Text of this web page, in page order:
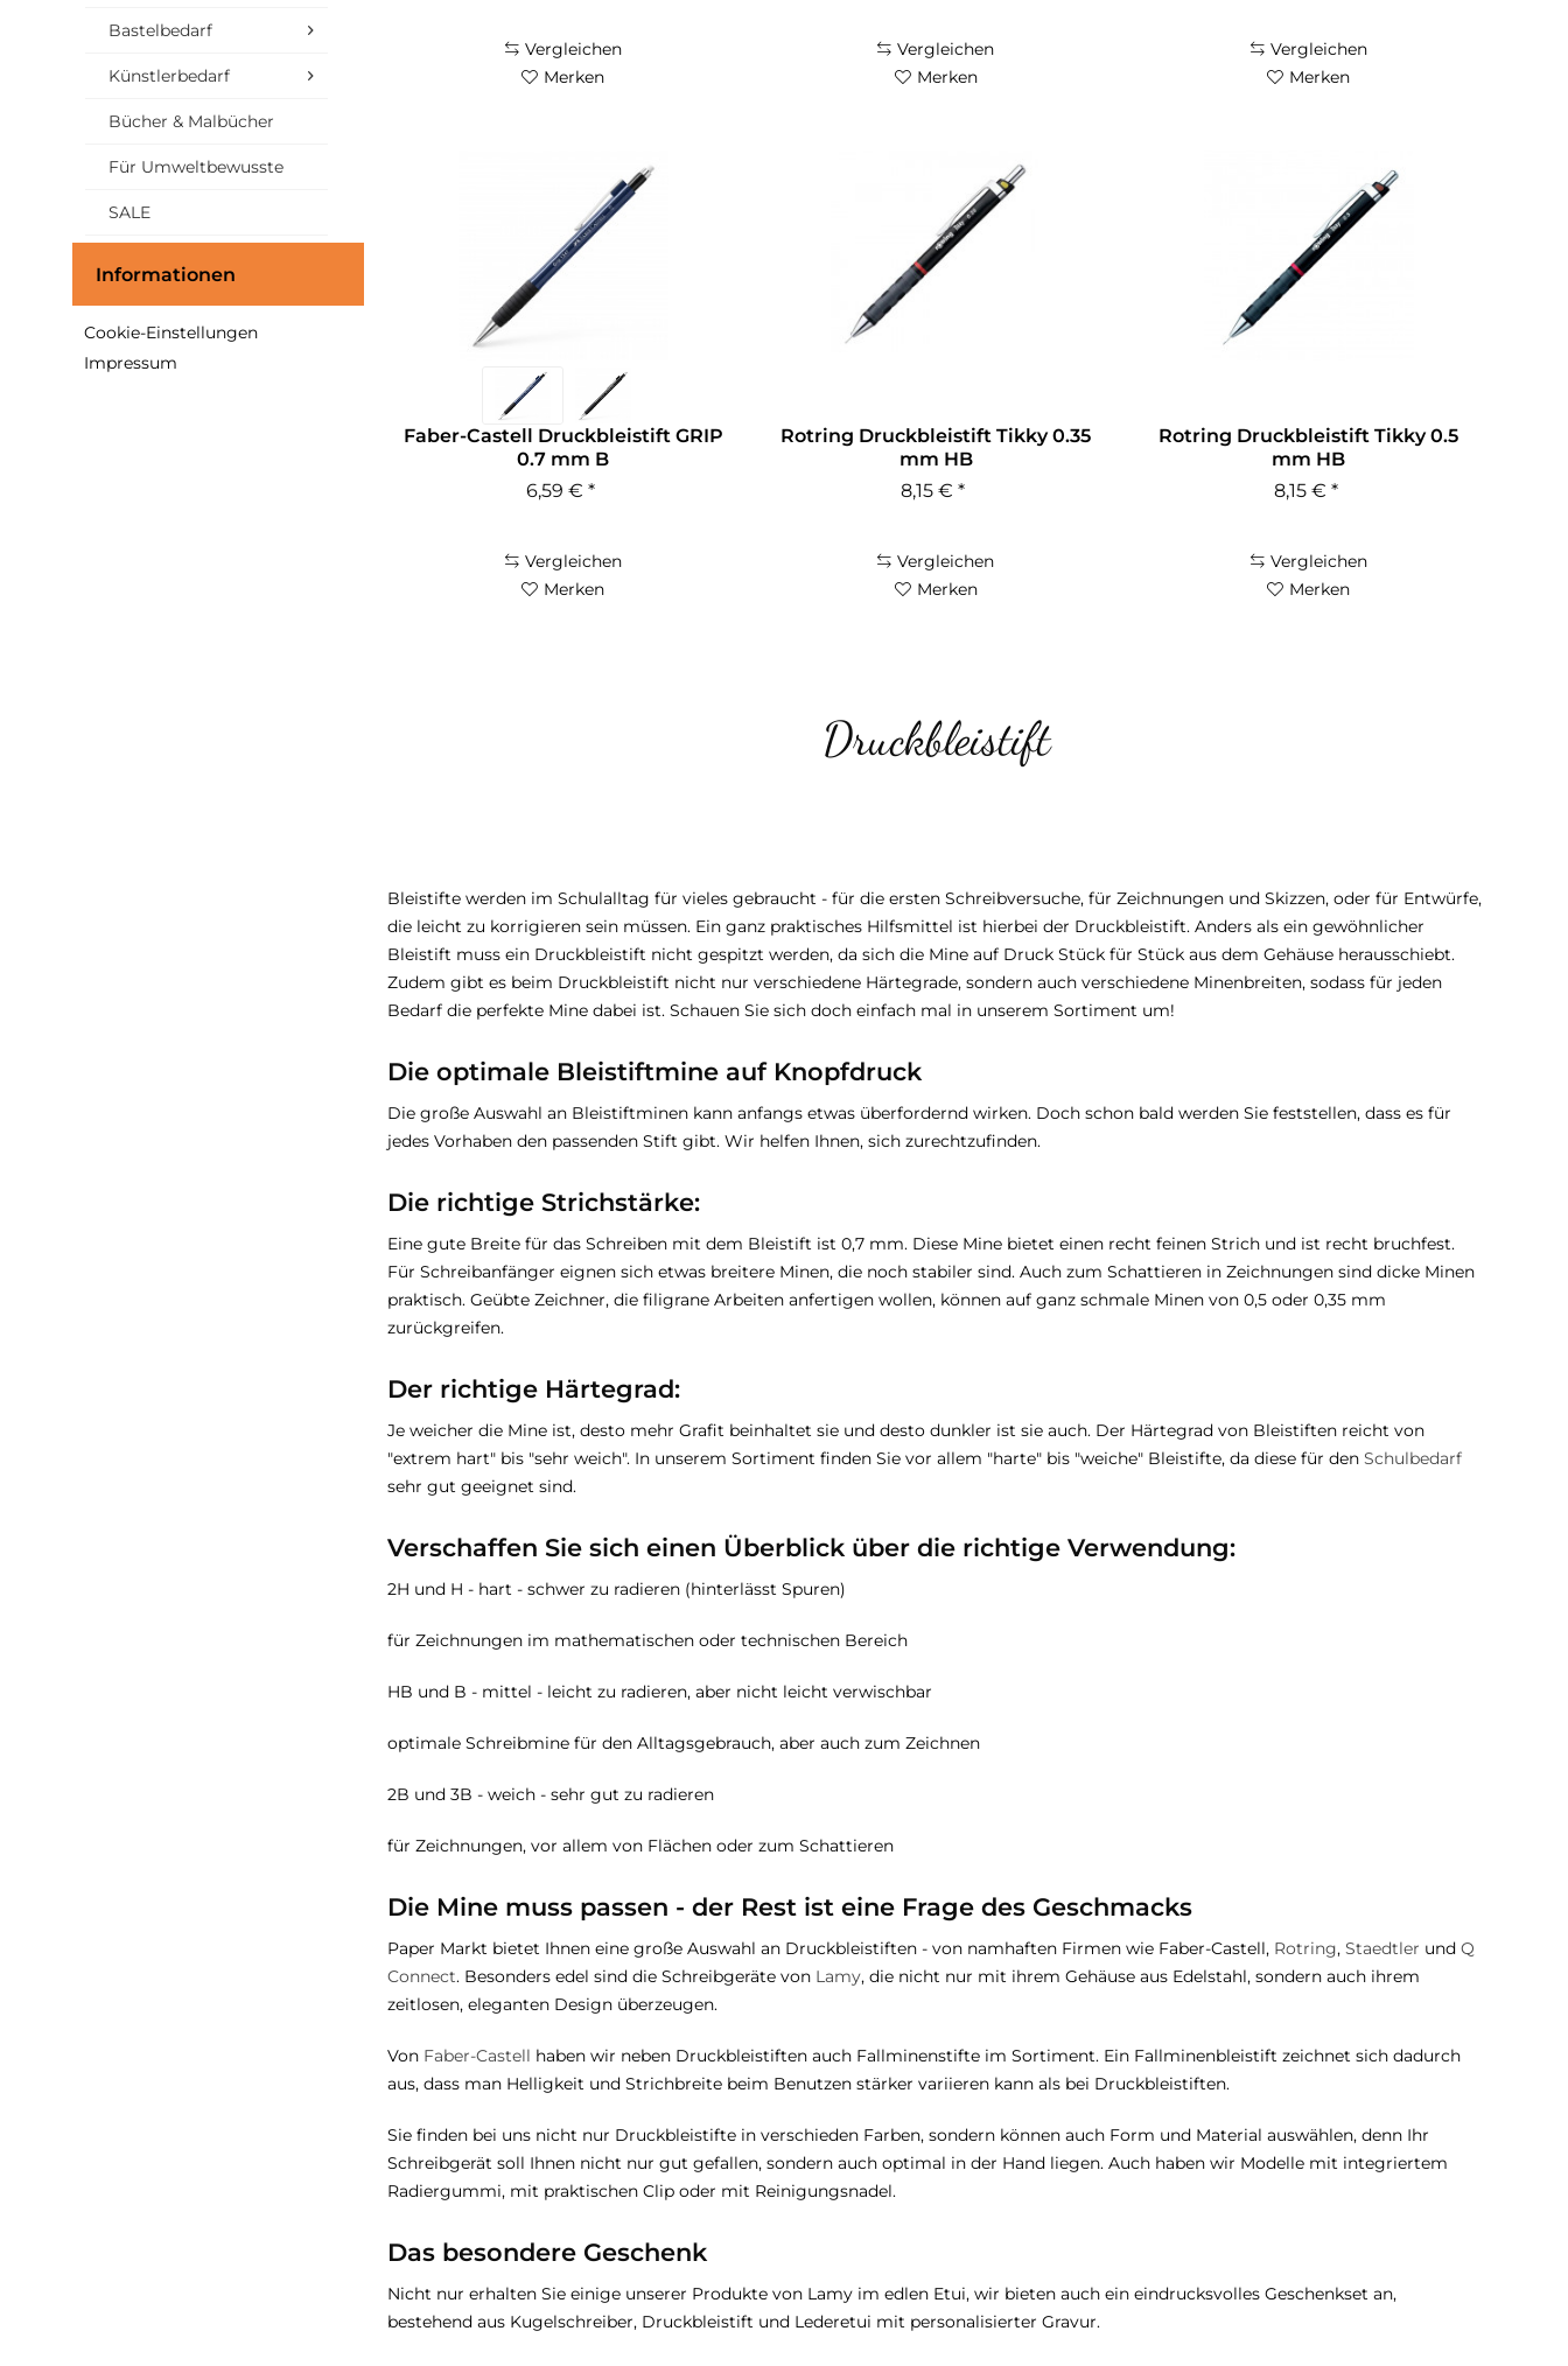
Bastelbedarf
Künstlerbedarf
Bücher & Malbücher
Für Umweltbewusste
SALE
Informationen
Cookie-Einstellungen
Impressum
Vergleichen
Merken
Vergleichen
Merken
Vergleichen
Merken
Faber-Castell Druckbleistift GRIP
0.7 mm B
6,59 € *
Vergleichen
Merken
Rotring Druckbleistift Tikky 0.35
mm HB
8,15 € *
Vergleichen
Merken
Rotring Druckbleistift Tikky 0.5
mm HB
8,15 € *
Vergleichen
Merken
Druckbleistift
Bleistifte werden im Schulalltag für vieles gebraucht - für die ersten Schreibversuche, für Zeichnungen und Skizzen, oder für Entwürfe,
die leicht zu korrigieren sein müssen. Ein ganz praktisches Hilfsmittel ist hierbei der Druckbleistift. Anders als ein gewöhnlicher
Bleistift muss ein Druckbleistift nicht gespitzt werden, da sich die Mine auf Druck Stück für Stück aus dem Gehäuse herausschiebt.
Zudem gibt es beim Druckbleistift nicht nur verschiedene Härtegrade, sondern auch verschiedene Minenbreiten, sodass für jeden
Bedarf die perfekte Mine dabei ist. Schauen Sie sich doch einfach mal in unserem Sortiment um!
Die optimale Bleistiftmine auf Knopfdruck
Die große Auswahl an Bleistiftminen kann anfangs etwas überfordernd wirken. Doch schon bald werden Sie feststellen, dass es für
jedes Vorhaben den passenden Stift gibt. Wir helfen Ihnen, sich zurechtzufinden.
Die richtige Strichstärke:
Eine gute Breite für das Schreiben mit dem Bleistift ist 0,7 mm. Diese Mine bietet einen recht feinen Strich und ist recht bruchfest.
Für Schreibanfänger eignen sich etwas breitere Minen, die noch stabiler sind. Auch zum Schattieren in Zeichnungen sind dicke Minen
praktisch. Geübte Zeichner, die filigrane Arbeiten anfertigen wollen, können auf ganz schmale Minen von 0,5 oder 0,35 mm
zurückgreifen.
Der richtige Härtegrad:
Je weicher die Mine ist, desto mehr Grafit beinhaltet sie und desto dunkler ist sie auch. Der Härtegrad von Bleistiften reicht von
"extrem hart" bis "sehr weich". In unserem Sortiment finden Sie vor allem "harte" bis "weiche" Bleistifte, da diese für den Schulbedarf
sehr gut geeignet sind.
Verschaffen Sie sich einen Überblick über die richtige Verwendung:
2H und H - hart - schwer zu radieren (hinterlässt Spuren)
für Zeichnungen im mathematischen oder technischen Bereich
HB und B - mittel - leicht zu radieren, aber nicht leicht verwischbar
optimale Schreibmine für den Alltagsgebrauch, aber auch zum Zeichnen
2B und 3B - weich - sehr gut zu radieren
für Zeichnungen, vor allem von Flächen oder zum Schattieren
Die Mine muss passen - der Rest ist eine Frage des Geschmacks
Paper Markt bietet Ihnen eine große Auswahl an Druckbleistiften - von namhaften Firmen wie Faber-Castell, Rotring, Staedtler und Q
Connect. Besonders edel sind die Schreibgeräte von Lamy, die nicht nur mit ihrem Gehäuse aus Edelstahl, sondern auch ihrem
zeitlosen, eleganten Design überzeugen.
Von Faber-Castell haben wir neben Druckbleistiften auch Fallminenstifte im Sortiment. Ein Fallminenbleistift zeichnet sich dadurch
aus, dass man Helligkeit und Strichbreite beim Benutzen stärker variieren kann als bei Druckbleistiften.
Sie finden bei uns nicht nur Druckbleistifte in verschieden Farben, sondern können auch Form und Material auswählen, denn Ihr
Schreibgerät soll Ihnen nicht nur gut gefallen, sondern auch optimal in der Hand liegen. Auch haben wir Modelle mit integriertem
Radiergummi, mit praktischen Clip oder mit Reinigungsnadel.
Das besondere Geschenk
Nicht nur erhalten Sie einige unserer Produkte von Lamy im edlen Etui, wir bieten auch ein eindrucksvolles Geschenkset an,
bestehend aus Kugelschreiber, Druckbleistift und Lederetui mit personalisierter Gravur.